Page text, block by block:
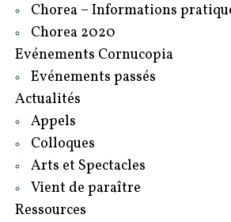
Chorea – Informations
Chorea 2020
Evénements Cornucopia
Evénements passés
Actualités
Appels
Colloques
Arts et Spectacles
Vient de paraître
Ressources